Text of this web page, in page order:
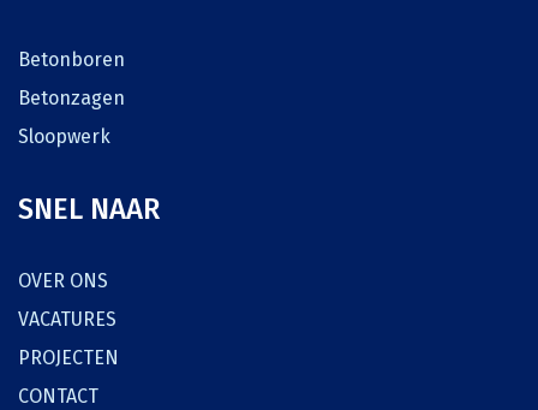
Betonboren
Betonzagen
Sloopwerk
SNEL NAAR
OVER ONS
VACATURES
PROJECTEN
CONTACT